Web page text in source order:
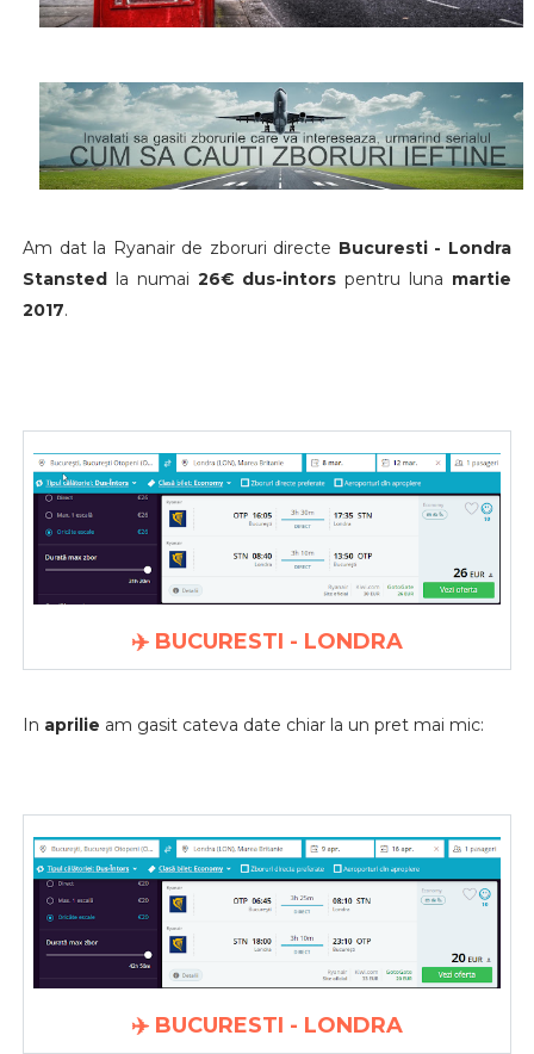
Am dat la Ryanair de zboruri directe Bucuresti - Londra
Stanstedla numai 26€ dus-intors pentru luna martie
2017.
✈️ BUCURESTI - LONDRA
In aprilie am gasit cateva date chiar la un pret mai mic:
✈️ BUCURESTI - LONDRA